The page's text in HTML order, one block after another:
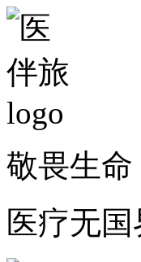
敬畏生
医疗无